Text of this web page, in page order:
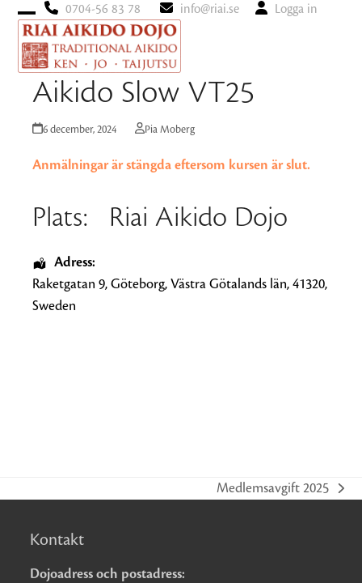
0704-56 83 78 info@riai.se Logga in
Open
mobile
menu
Close
mobile
menu
Aikido Slow VT25
6 december, 2024 Pia Moberg
Anmälningar är stängda eftersom kursen är slut.
Plats: Riai Aikido Dojo
Adress:
Raketgatan 9,Göteborg,Västra Götalands län,41320,
Sweden
next
Medlemsavgift 2025
Kontakt
Dojoadress och postadress: